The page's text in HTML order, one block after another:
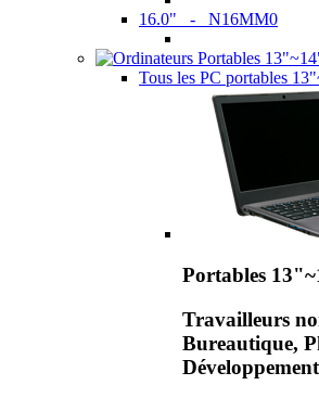
16.0" - N16MM0
Tous les PC portables
Portables
Travailleurs
Bureautique,